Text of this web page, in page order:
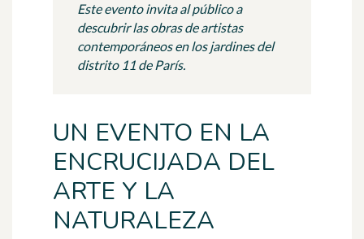
Este evento invita al público a
descubrir las obras de artistas
contemporáneos en los jardines del
distrito 11 de París.
UN EVENTO EN LA
ENCRUCIJADA DEL
ARTE Y LA
NATURALEZA